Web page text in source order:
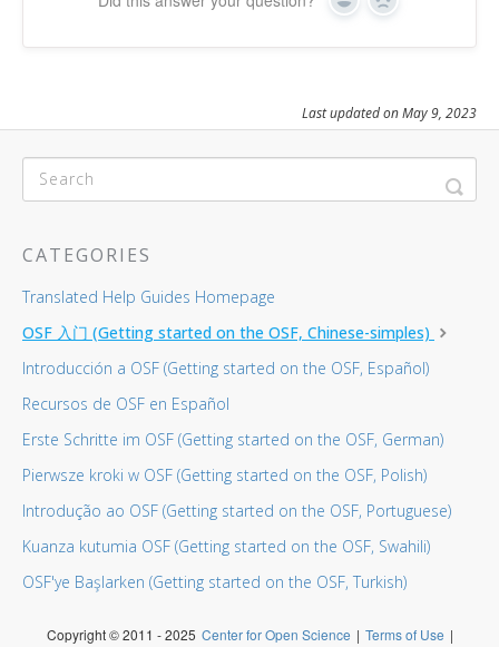
Yes No
Last updated on May 9, 2023
CATEGORIES
Translated Help Guides Homepage
OSF 入门 (Getting started on the OSF, Chinese-simples)
Introducción a OSF (Getting started on the OSF, Español)
Recursos de OSF en Español
Erste Schritte im OSF (Getting started on the OSF, German)
Pierwsze kroki w OSF (Getting started on the OSF, Polish)
Introdução ao OSF (Getting started on the OSF, Portuguese)
Kuanza kutumia OSF (Getting started on the OSF, Swahili)
OSF'ye Başlarken (Getting started on the OSF, Turkish)
Copyright © 2011 - 2025 Center for Open Science | Terms of Use |